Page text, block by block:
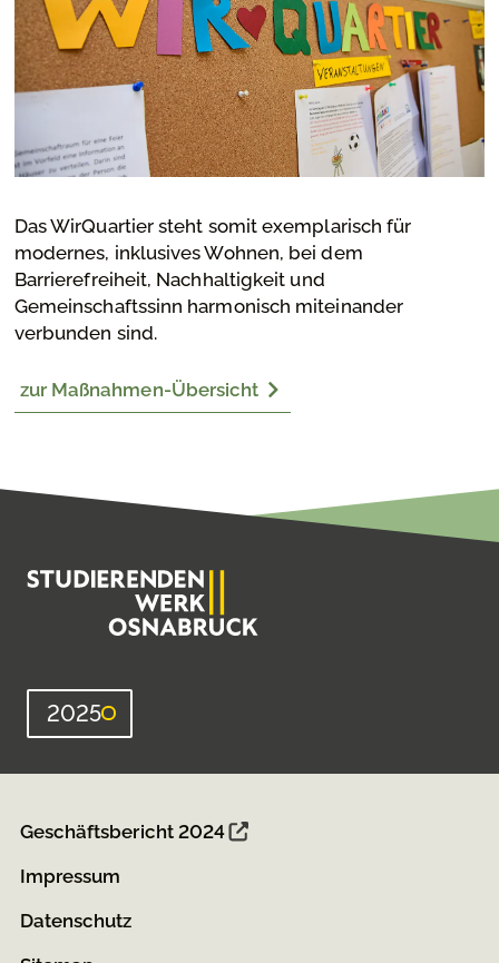
Das WirQuartier steht somit exemplarisch für
modernes, inklusives Wohnen, bei dem
Barrierefreiheit, Nachhaltigkeit und
Gemeinschaftssinn harmonisch miteinander
verbunden sind.
zur Maßnahmen-Übersicht
2025
Geschäftsbericht 2024
Impressum
Datenschutz